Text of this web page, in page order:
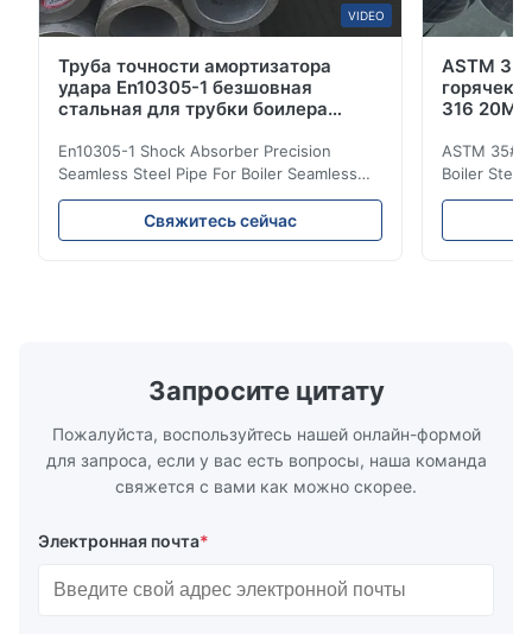
VIDEO
Труба точности амортизатора
удара En10305-1 безшовная
стальная для трубки боилера
En10305-1 Shock Absorber Precision
Seamless Steel Pipe For Boiler Seamless
Tube Seamless Precision steel tubes To be
used in hydraulic system, automobile and
precision machinery parts for cars and
14m,5.8m,6m,10m-12m,12m or as
customer's actual requirys Standard JIS
Свяжитесь сейчас
ASTM
316
ASTM 35#
Boiler Steel
Lehgth Its
Q235,
Запросите цитату
Пожалуйста, воспользуйтесь нашей онлайн-формой
для запроса, если у вас есть вопросы, наша команда
свяжется с вами как можно скорее.
Электронная почта*